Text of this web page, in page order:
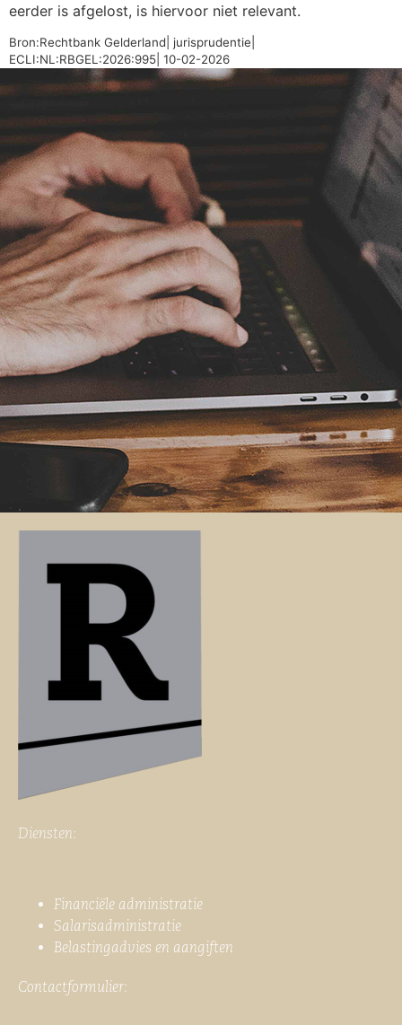
eerder is afgelost, is hiervoor niet relevant.
Bron:Rechtbank Gelderland| jurisprudentie|
ECLI:NL:RBGEL:2026:995| 10-02-2026
Diensten:
Financiële administratie
Salarisadministratie
Belastingadvies en aangiften
Contactformulier: